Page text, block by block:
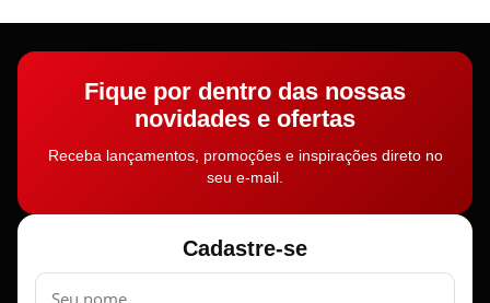
Fique por dentro das nossas
novidades e ofertas
Receba lançamentos, promoções e inspirações direto no
seu e-mail.
Cadastre-se
Nome